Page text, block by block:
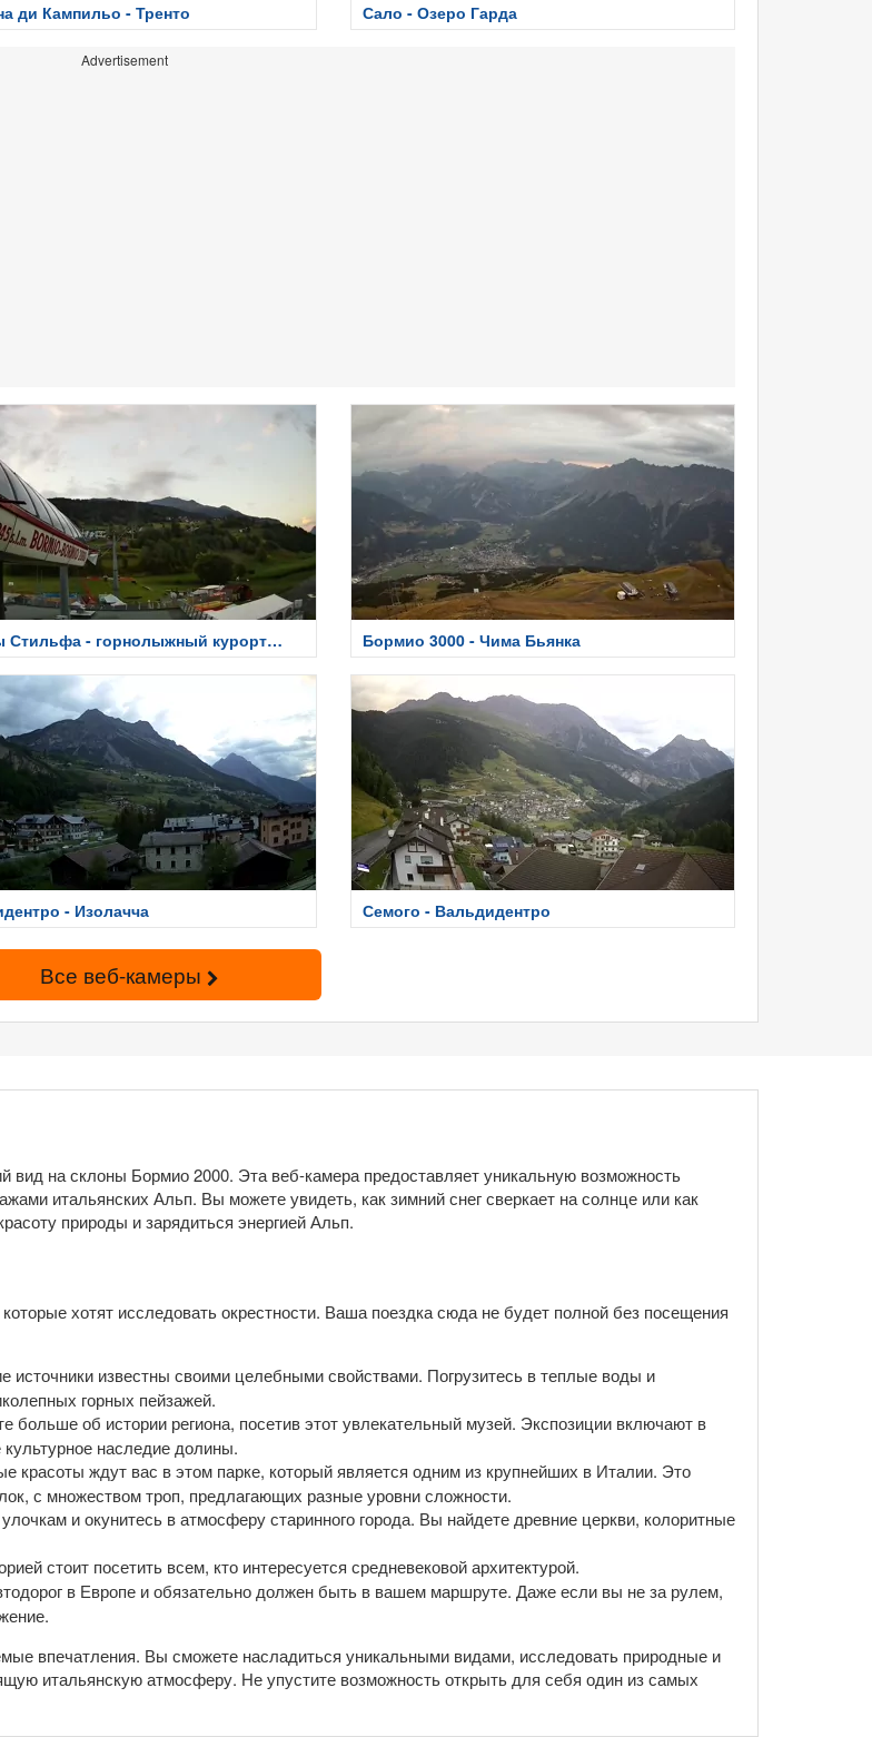
ди Кампильо - Тренто Сало - Озеро Гарда
Advertisement
Стильфа - горнолыжный курорт
Бормио 3000 - Чима Бьянка
- Изолачча Семого - Вальдидентро
Все веб-камеры
на склоны Бормио 2000. Эта веб-камера предоставляет уникальную возможность
итальянских Альп. Вы можете увидеть, как зимний снег сверкает на солнце или как
природы и зарядиться энергией Альп.
хотят исследовать окрестности. Ваша поездка сюда не будет полной без посещения
источники известны своими целебными свойствами. Погрузитесь в теплые воды и
горных пейзажей.
больше об истории региона, посетив этот увлекательный музей. Экспозиции включают в
наследие долины.
красоты ждут вас в этом парке, который является одним из крупнейших в Италии. Это
с множеством троп, предлагающих разные уровни сложности.
и окунитесь в атмосферу старинного города. Вы найдете древние церкви, колоритные
стоит посетить всем, кто интересуется средневековой архитектурой.
в Европе и обязательно должен быть в вашем маршруте. Даже если вы не за рулем,
впечатления. Вы сможете насладиться уникальными видами, исследовать природные и
итальянскую атмосферу. Не упустите возможность открыть для себя один из самых